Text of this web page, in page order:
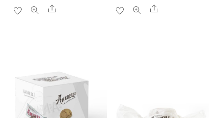
Share Share